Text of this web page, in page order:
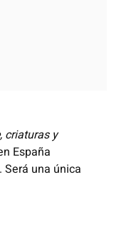
criaturas y
España
. Será una única